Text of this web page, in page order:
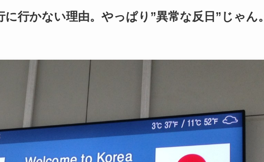
に行かない理由。やっぱり”異常な反日”じゃん。